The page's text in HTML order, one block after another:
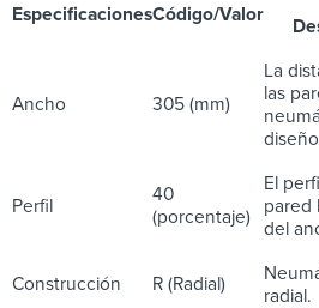
EspecificacionesCódigo/Valor
Ancho 305 (mm)
La
las
Perfil
40
(porcentaje)
El
pared
del
Construcción R (Radial)
radial.